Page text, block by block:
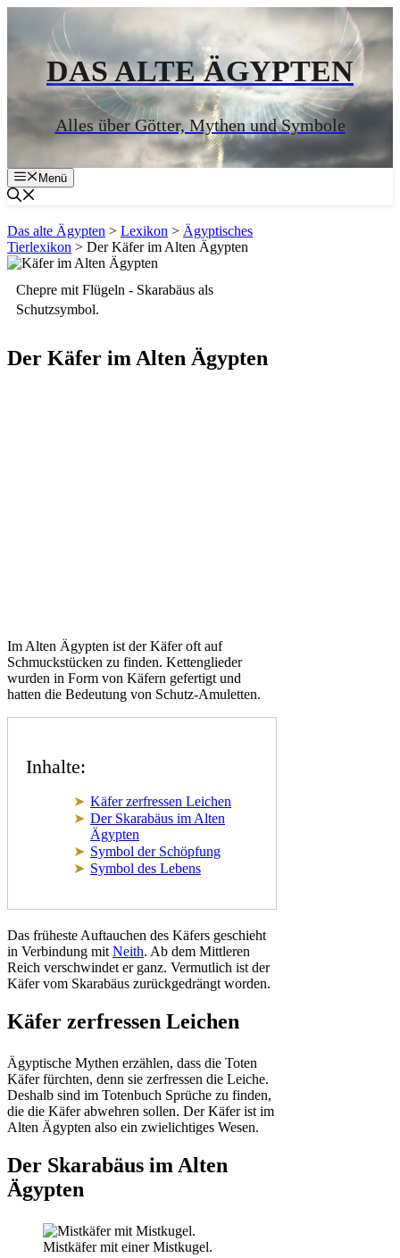
springen
DAS ALTE ÄGYPTEN
Alles über Götter, Mythen und Symbole
Menü
Das alte Ägypten > Lexikon > Ägyptisches
Tierlexikon > Der Käfer im Alten Ägypten
Chepre mit Flügeln - Skarabäus als
Schutzsymbol.
Der Käfer im Alten Ägypten
Im Alten Ägypten ist der Käfer oft auf
Schmuckstücken zu finden. Kettenglieder
wurden in Form von Käfern gefertigt und
hatten die Bedeutung von Schutz-Amuletten.
Inhalte:
Käfer zerfressen Leichen
Der Skarabäus im Alten
Ägypten
Symbol der Schöpfung
Symbol des Lebens
Das früheste Auftauchen des Käfers geschieht
in Verbindung mit Neith. Ab dem Mittleren
Reich verschwindet er ganz. Vermutlich ist der
Käfer vom Skarabäus zurückgedrängt worden.
Käfer zerfressen Leichen
Ägyptische Mythen erzählen, dass die Toten
Käfer fürchten, denn sie zerfressen die Leiche.
Deshalb sind im Totenbuch Sprüche zu finden,
die die Käfer abwehren sollen. Der Käfer ist im
Alten Ägypten also ein zwielichtiges Wesen.
Der Skarabäus im Alten
Ägypten
Mistkäfer mit einer Mistkugel.